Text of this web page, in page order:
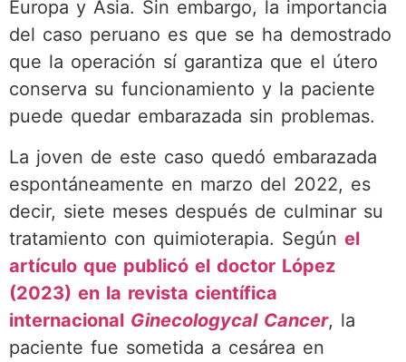
Europa y Asia. Sin embargo, la importancia
del caso peruano es que se ha demostrado
que la operación sí garantiza que el útero
conserva su funcionamiento y la paciente
puede quedar embarazada sin problemas.
La joven de este caso quedó embarazada
espontáneamente en marzo del 2022, es
decir, siete meses después de culminar su
tratamiento con quimioterapia. Según el
artículo que publicó el doctor López
(2023) en la revista científica
internacional Ginecologycal Cancer, la
paciente fue sometida a cesárea en